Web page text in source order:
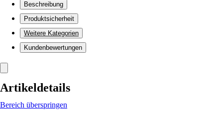
Beschreibung
Produktsicherheit
Weitere Kategorien
Kundenbewertungen
Artikeldetails
Bereich überspringen